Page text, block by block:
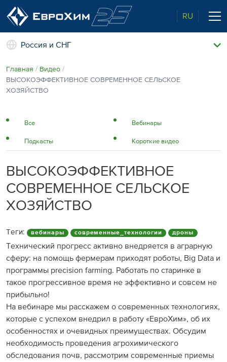
RU
Наши удобрения
О нас
Поддержка и сопровождение
Экологичность
Полевые опыты
Центр знаний
Россия и СНГ
Главная
Видео
ВЫСОКОЭФФЕКТИВНОЕ СОВРЕМЕННОЕ СЕЛЬСКОЕ
ХОЗЯЙСТВО
Все Вебинары
Подкасты Короткие видео
ВЫСОКОЭФФЕКТИВНОЕ
СОВРЕМЕННОЕ СЕЛЬСКОЕ
ХОЗЯЙСТВО
Теги: вебинары современные_технологии дроны
Технический прогресс активно внедряется в аграрную
сферу: на помощь фермерам приходят роботы, Big Data и
программы precision farming. Работать по старинке в
такое прогрессивное время не эффективно и совсем не
прибыльно!
На вебинаре мы расскажем о современных технологиях,
которые с успехом внедрил в работу «ЕвроХим», об их
особенностях и очевидных преимуществах. Обсудим
необходимость проведения агрохимического
обследования почв, рассмотрим современные приемы